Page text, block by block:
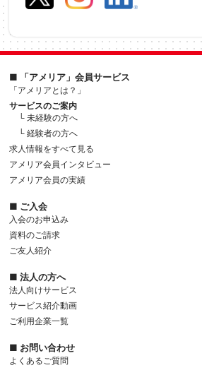
■ 「アメリア」会員サービス
「アメリアとは？」
サービスのご案内
└ 未経験の方へ
└ 経験者の方へ
求人情報をすべて見る
アメリア会員インタビュー
アメリア会員の実績
■ ご入会
入会のお申込み
資料のご請求
ご友人紹介
■ 法人の方へ
法人向けサービス
サービス紹介動画
ご利用企業一覧
■ お問い合わせ
よくあるご質問